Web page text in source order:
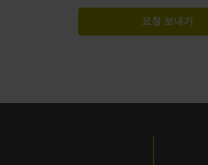
요청 보내기